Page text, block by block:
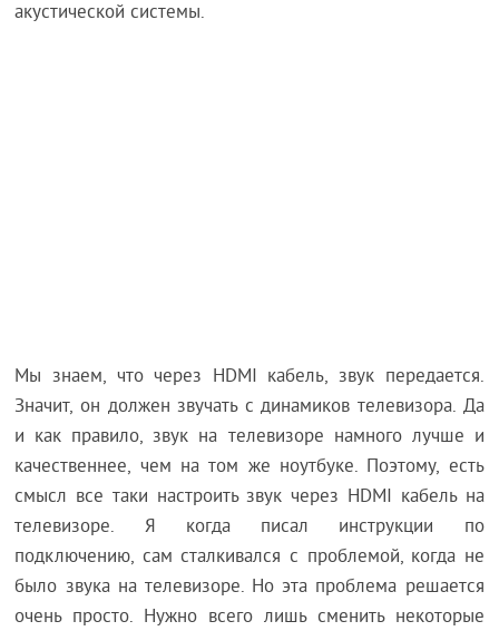
акустической системы.
Мы знаем, что через HDMI кабель, звук передается.
Значит, он должен звучать с динамиков телевизора. Да
и как правило, звук на телевизоре намного лучше и
качественнее, чем на том же ноутбуке. Поэтому, есть
смысл все таки настроить звук через HDMI кабель на
телевизоре. Я когда писал инструкции по
подключению, сам сталкивался с проблемой, когда не
было звука на телевизоре. Но эта проблема решается
очень просто. Нужно всего лишь сменить некоторые